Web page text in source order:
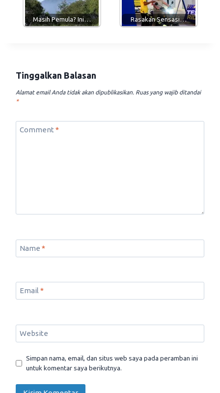
Masih Pemula? Ini… Rasakan Sensasi…
Tinggalkan Balasan
Alamat email Anda tidak akan dipublikasikan. Ruas yang wajib ditandai
*
Comment*
Name *
Email*
Website
Simpan nama, email, dan situs web saya pada peramban ini
untuk komentar saya berikutnya.